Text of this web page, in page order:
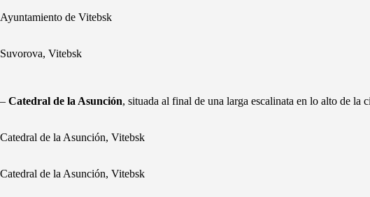
Ayuntamiento de Vitebsk
Suvorova, Vitebsk
– Catedral de la Asunción, situada al final de una larga escalinata en lo alto de la
Catedral de la Asunción, Vitebsk
Catedral de la Asunción, Vitebsk